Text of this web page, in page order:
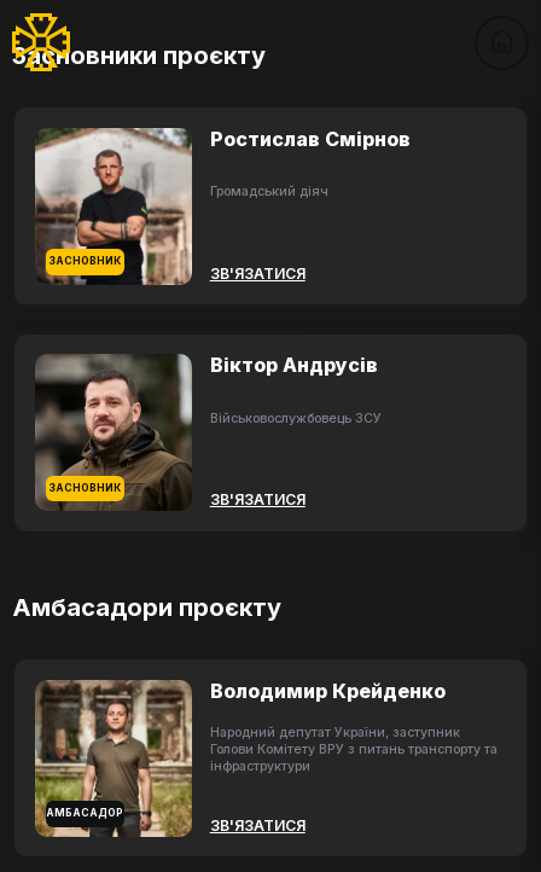
Засновники проєкту
ЗАСНОВНИК
Ростислав Смірнов
Громадський діяч
ЗВ'ЯЗАТИСЯ
ЗАСНОВНИК
Віктор Андрусів
Військовослужбовець ЗСУ
ЗВ'ЯЗАТИСЯ
Амбасадори проєкту
АМБАСАДОР
Володимир Крейденко
Народний депутат України, заступник
Голови Комітету ВРУ з питань транспорту та
інфраструктури
ЗВ'ЯЗАТИСЯ